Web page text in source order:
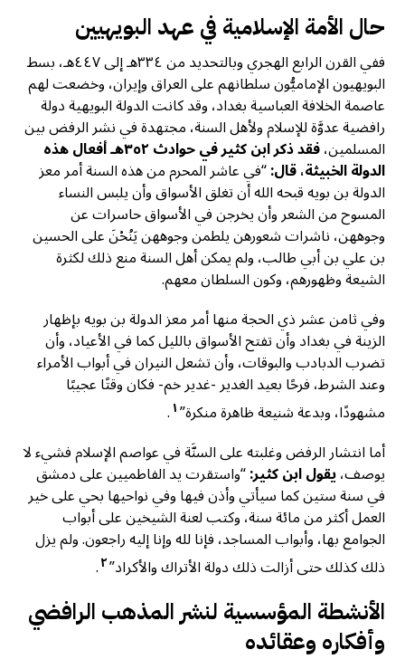
حال الأمة الإسلامية في عهد البويهيين
ففي القرن الرابع الهجري وبالتحديد من ٣٣٤هـ إلى ٤٤٧هـ، بسط
البويهيون الإماميُّون سلطانهم على العراق وإيران، وخضعت لهم
عاصمة الخلافة العباسية بغداد، وقد كانت الدولة البويهية دولة
رافضية عدوَّة للإسلام ولأهل السنة، مجتهدة في نشر الرفض بين
المسلمين، فقد ذكر ابن كثير في حوادث ٣٥٢هـ أفعال هذه
الدولة الخبيثة، قال:“في عاشر المحرم من هذه السنة أمر معز
الدولة بن بويه قبحه الله أن تغلق الأسواق وأن يلبس النساء
المسوح من الشعر وأن يخرجن في الأسواق حاسرات عن
وجوههن، ناشرات شعورهن يلطمن وجوههن يَنُحْنَ على الحسين
بن علي بن أبي طالب، ولم يمكن أهل السنة منع ذلك لكثرة
الشيعة وظهورهم، وكون السلطان معهم.
وفي ثامن عشر ذي الحجة منها أمر معز الدولة بن بويه بإظهار
الزينة في بغداد وأن تفتح الأسواق بالليل كما في الأعياد، وأن
تضرب الدبادب والبوقات، وأن تشعل النيران في أبواب الأمراء
وعند الشرط، فرحًا بعيد الغدير -غدير خم- فكان وقتًا عجيبًا
مشهودًا، وبدعة شنيعة ظاهرة منكرة”١.
أما انتشار الرفض وغلبته على السنَّة في عواصم الإسلام فشيء لا
يوصف،يقول ابن كثير:“واستقرت يد الفاطميين على دمشق
في سنة ستين كما سيأتي وأذن فيها وفي نواحيها بحي على خير
العمل أكثر من مائة سنة، وكتب لعنة الشيخين على أبواب
الجوامع بها، وأبواب المساجد، فإنا لله وإنا إليه راجعون. ولم يزل
ذلك كذلك حتى أزالت ذلك دولة الأتراك والأكراد”٢.
الأنشطة المؤسسية لنشر المذهب الرافضي
وأفكاره وعقائده